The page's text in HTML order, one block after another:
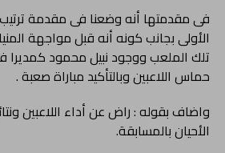
فى مقدمتها أنه وضعنا فى مقدمة
الأولى بجانب كونه أنه قبل مواجهة
تلك الملعب ووجود نبيل محمود كمديرا
حماس اللاعبين وبالتأكيد مباراة صعبة .
واضاف بقوله : راض عن أداء اللاعبين
الأحيان بالمسابقة.